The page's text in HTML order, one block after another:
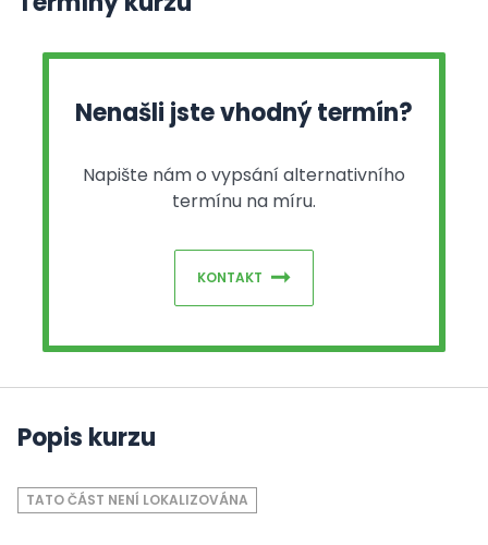
Nenašli jste vhodný termín?
Napište nám o vypsání alternativního
termínu na míru.
KONTAKT
Popis kurzu
TATO ČÁST NENÍ LOKALIZOVÁNA